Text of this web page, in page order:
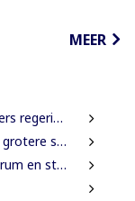
MEER
uitvoering
dier en milieu
morgen veteraan’